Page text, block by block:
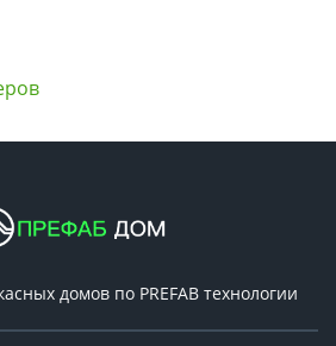
домов по PREFAB технологии